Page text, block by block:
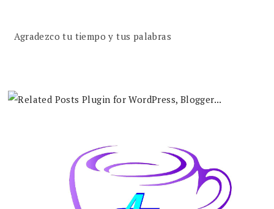
Agradezco tu tiempo y tus palabras